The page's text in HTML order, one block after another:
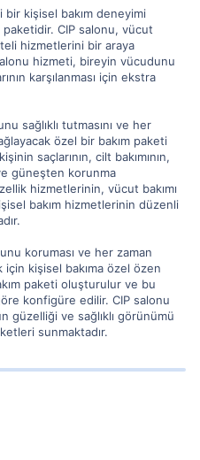
kişisel bakım deneyimi
CIP salonu, vücut
hizmetlerini bir araya
hizmeti, bireyin vücudunu
karşılanması için ekstra
sağlıklı tutmasını ve her
özel bir bakım paketi
saçlarının, cilt bakımının,
güneşten korunma
hizmetlerinin, vücut bakımı
bakım hizmetlerinin düzenli
koruması ve her zaman
kişisel bakıma özel özen
paketi oluşturulur ve bu
konfigüre edilir. CIP salonu
güzelliği ve sağlıklı görünümü
sunmaktadır.